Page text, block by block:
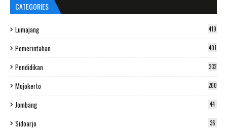
CATEGORIES
Lumajang 419
Pemerintahan 401
Pendidikan 232
Mojokerto 200
Jombang 44
Sidoarjo 36